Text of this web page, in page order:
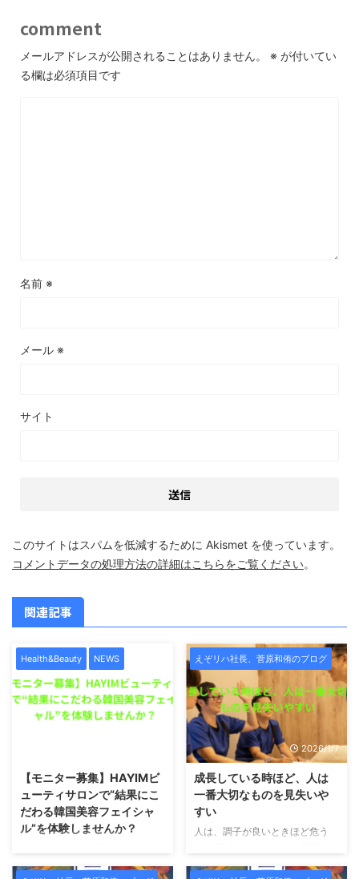
comment
メールアドレスが公開されることはありません。 ※ が付いてい
る欄は必須項目です
名前 ※
メール ※
サイト
このサイトはスパムを低減するために Akismet を使っています。
コメントデータの処理方法の詳細はこちらをご覧ください。
関連記事
Health&Beauty NEWS
【モニター募集】HAYIMビ
ューティサロンで“結果にこ
だわる韓国美容フェイシャ
ル”を体験しませんか？
ャルを受けたい方へ。この度、
えぞリハ社長、菅原和侑のブログ
2026/1/7
成長している時ほど、人は
一番大切なものを見失いや
すい
人は、調子が良いときほど危う
れている。影響力が出てきた。周